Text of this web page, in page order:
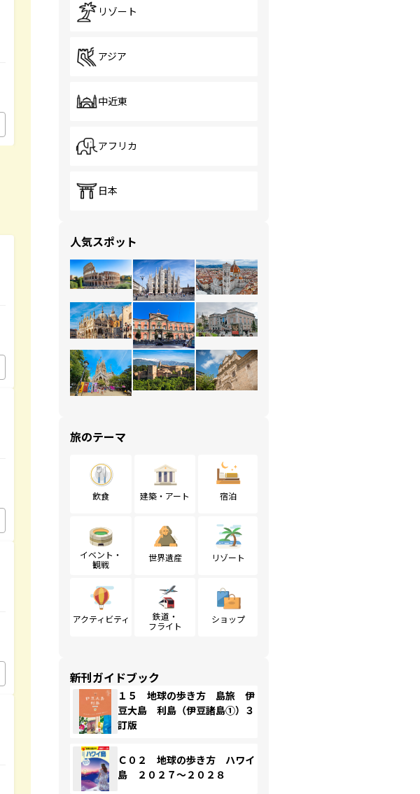
リゾート
アジア
中近東
アフリカ
日本
人気スポット
旅のテーマ
飲食 建築・アート 宿泊
イベント・
観戦
世界遺産 リゾート
アクティビティ
鉄道・
フライト
ショップ
新刊ガイドブック
１５ 地球の歩き方 島旅 伊
豆大島 利島（伊豆諸島①）３
訂版
Ｃ０２ 地球の歩き方 ハワイ
島 ２０２７～２０２８